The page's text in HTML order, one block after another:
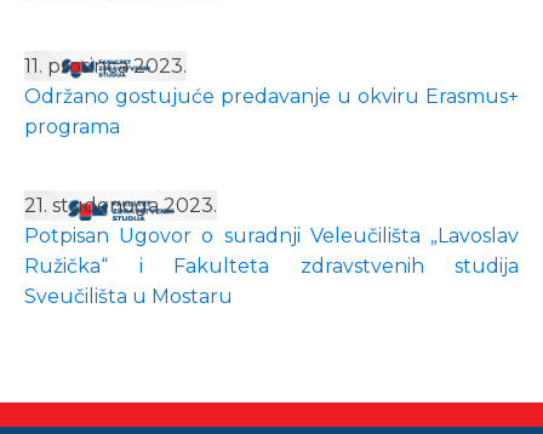
11. prosinca 2023.
Održano gostujuće predavanje u okviru Erasmus+
programa
21. studenoga 2023.
Potpisan Ugovor o suradnji Veleučilišta „Lavoslav
Ružička“ i Fakulteta zdravstvenih studija
Sveučilišta u Mostaru